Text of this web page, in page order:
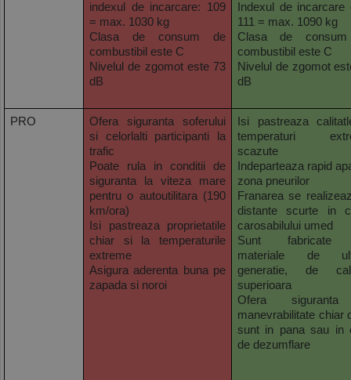
indexul de incarcare: 109
= max. 1030 kg
Clasa de consum de
combustibil este C
Nivelul de zgomot este 73
dB
Indexul de incarcare
111 = max. 1090 kg
Clasa de
combustibil este C
Nivelul de zgomot
dB
PRO
Ofera siguranta soferului
si celorlalti participanti la
trafic
Poate rula in conditii de
siguranta la viteza mare
pentru o autoutilitara (190
km/ora)
Isi pastreaza proprietatile
chiar si la temperaturile
extreme
Asigura aderenta buna pe
zapada si noroi
Isi pastreaza
temperaturi
scazute
Indeparteaza rapid
zona pneurilor
Franarea se
distante scurte in
carosabilului umed
Sunt fabricate
materiale de
generatie, de
superioara
Ofera
manevrabilitate chiar
sunt in pana sau in
de dezumflare